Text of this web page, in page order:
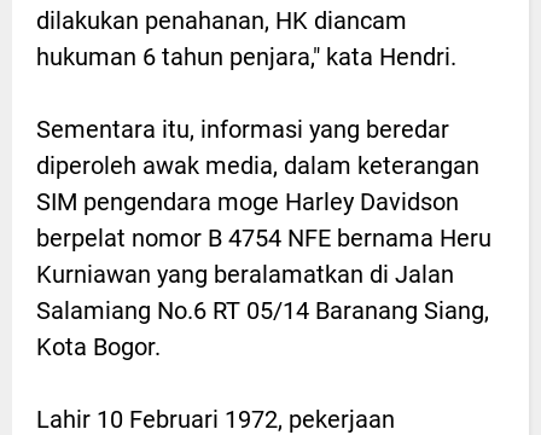
dilakukan penahanan, HK diancam
hukuman 6 tahun penjara," kata Hendri.
Sementara itu, informasi yang beredar
diperoleh awak media, dalam keterangan
SIM pengendara moge Harley Davidson
berpelat nomor B 4754 NFE bernama Heru
Kurniawan yang beralamatkan di Jalan
Salamiang No.6 RT 05/14 Baranang Siang,
Kota Bogor.
Lahir 10 Februari 1972, pekerjaan